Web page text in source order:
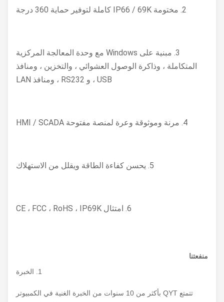
3. مبنية على Windows مع وحدة المعالجة المركزية
المتكاملة ، وذاكرة الوصول العشوائي ، والتخزين ، ومنافذ
منفعتنا
تتمتع QYT بأكثر من 10 سنوات من الخبرة الغنية في الكمبيوتر